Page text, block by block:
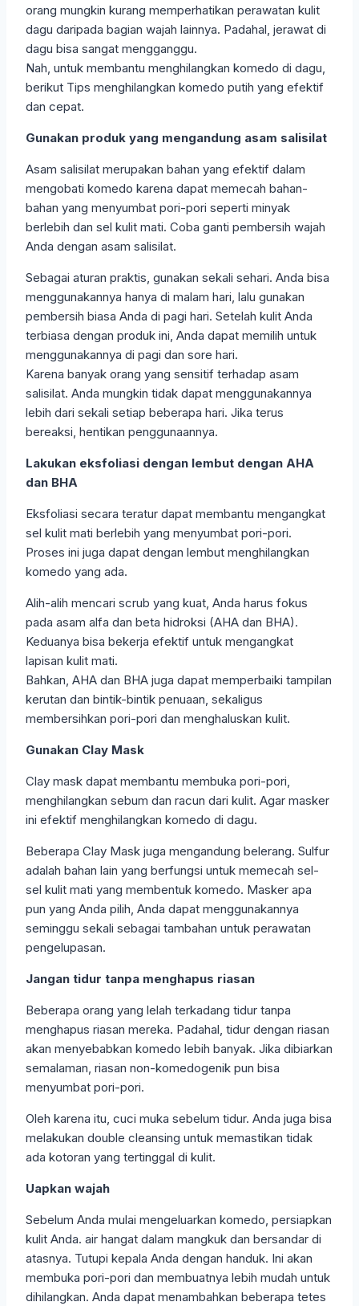
orang mungkin kurang memperhatikan perawatan kulit
dagu daripada bagian wajah lainnya. Padahal, jerawat di
dagu bisa sangat mengganggu.
Nah, untuk membantu menghilangkan komedo di dagu,
berikut Tips menghilangkan komedo putih yang efektif
dan cepat.
Gunakan produk yang mengandung asam salisilat
Asam salisilat merupakan bahan yang efektif dalam
mengobati komedo karena dapat memecah bahan-
bahan yang menyumbat pori-pori seperti minyak
berlebih dan sel kulit mati. Coba ganti pembersih wajah
Anda dengan asam salisilat.
Sebagai aturan praktis, gunakan sekali sehari. Anda bisa
menggunakannya hanya di malam hari, lalu gunakan
pembersih biasa Anda di pagi hari. Setelah kulit Anda
terbiasa dengan produk ini, Anda dapat memilih untuk
menggunakannya di pagi dan sore hari.
Karena banyak orang yang sensitif terhadap asam
salisilat. Anda mungkin tidak dapat menggunakannya
lebih dari sekali setiap beberapa hari. Jika terus
bereaksi, hentikan penggunaannya.
Lakukan eksfoliasi dengan lembut dengan AHA
dan BHA
Eksfoliasi secara teratur dapat membantu mengangkat
sel kulit mati berlebih yang menyumbat pori-pori.
Proses ini juga dapat dengan lembut menghilangkan
komedo yang ada.
Alih-alih mencari scrub yang kuat, Anda harus fokus
pada asam alfa dan beta hidroksi (AHA dan BHA).
Keduanya bisa bekerja efektif untuk mengangkat
lapisan kulit mati.
Bahkan, AHA dan BHA juga dapat memperbaiki tampilan
kerutan dan bintik-bintik penuaan, sekaligus
membersihkan pori-pori dan menghaluskan kulit.
Gunakan Clay Mask
Clay mask dapat membantu membuka pori-pori,
menghilangkan sebum dan racun dari kulit. Agar masker
ini efektif menghilangkan komedo di dagu.
Beberapa Clay Mask juga mengandung belerang. Sulfur
adalah bahan lain yang berfungsi untuk memecah sel-
sel kulit mati yang membentuk komedo. Masker apa
pun yang Anda pilih, Anda dapat menggunakannya
seminggu sekali sebagai tambahan untuk perawatan
pengelupasan.
Jangan tidur tanpa menghapus riasan
Beberapa orang yang lelah terkadang tidur tanpa
menghapus riasan mereka. Padahal, tidur dengan riasan
akan menyebabkan komedo lebih banyak. Jika dibiarkan
semalaman, riasan non-komedogenik pun bisa
menyumbat pori-pori.
Oleh karena itu, cuci muka sebelum tidur. Anda juga bisa
melakukan double cleansing untuk memastikan tidak
ada kotoran yang tertinggal di kulit.
Uapkan wajah
Sebelum Anda mulai mengeluarkan komedo, persiapkan
kulit Anda. air hangat dalam mangkuk dan bersandar di
atasnya. Tutupi kepala Anda dengan handuk. Ini akan
membuka pori-pori dan membuatnya lebih mudah untuk
dihilangkan. Anda dapat menambahkan beberapa tetes